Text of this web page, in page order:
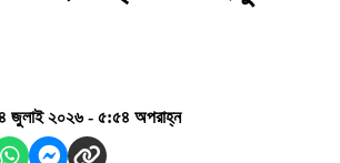
জুলাই ২০২৬ - ৫:৫৪ অপরাহ্ন